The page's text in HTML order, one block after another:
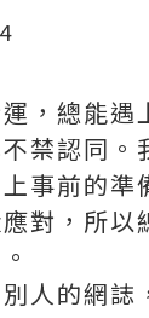
，總能遇
禁認同。
事前的準
對，所以
人的網誌